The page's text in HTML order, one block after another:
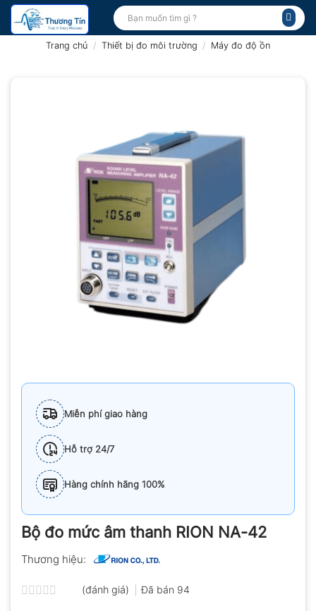
Bỏ
qua
Tìm
kiếm:
Trang chủ / Thiết bị đo môi trường / Máy đo độ ồn
Miễn phí giao hàng
Hỗ trợ 24/7
Hàng chính hãng 100%
Bộ đo mức âm thanh RION NA-42
Thương hiệu:
(đánh giá) Đã bán 94